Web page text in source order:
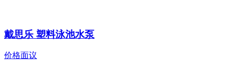
戴思乐 塑料泳池水泵
价格面议